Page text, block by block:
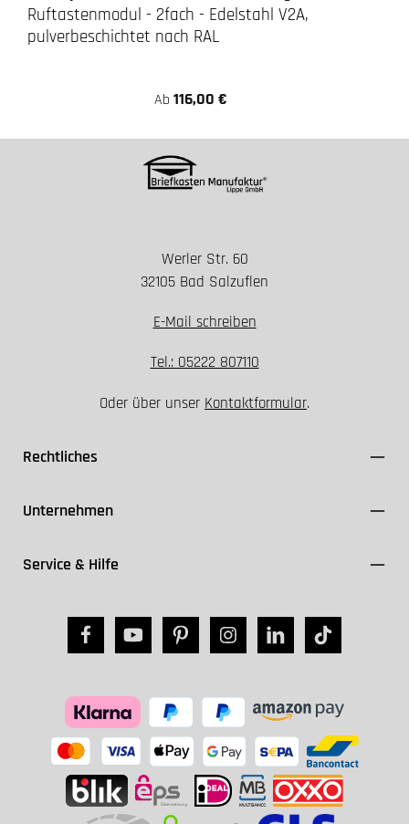
Ruftastenmodul - 2fach - Edelstahl V2A,
pulverbeschichtet nach RAL
Ab 116,00 €
Werler Str. 60
32105 Bad Salzuflen
E-Mail schreiben
Tel.: 05222 807110
Oder über unser Kontaktformular.
Rechtliches
Unternehmen
Service & Hilfe